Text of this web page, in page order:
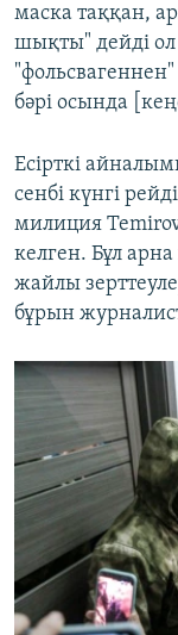
маска таққан,
шықты" дейді ол
бәрі осында
Есірткі
сенбі күнгі
милиция
келген. Бұл
жайлы
бұрын